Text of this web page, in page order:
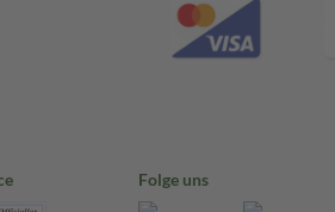
Folge uns